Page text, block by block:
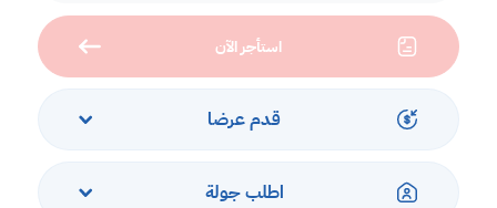
استأجر الآن
قدم عرضا
اطلب جولة
Rent: BD 350 inclusive.
Ref: TTAI5365
More variety of properties are available in different locations in
Tatiana Stefanova: +973 66651959, office: +973 17280288